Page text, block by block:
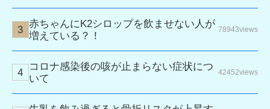
赤ちゃんにK2シロップを飲ませない人が
増えている？！
78943views
コロナ感染後の咳が止まらない症状につ
いて
42452views